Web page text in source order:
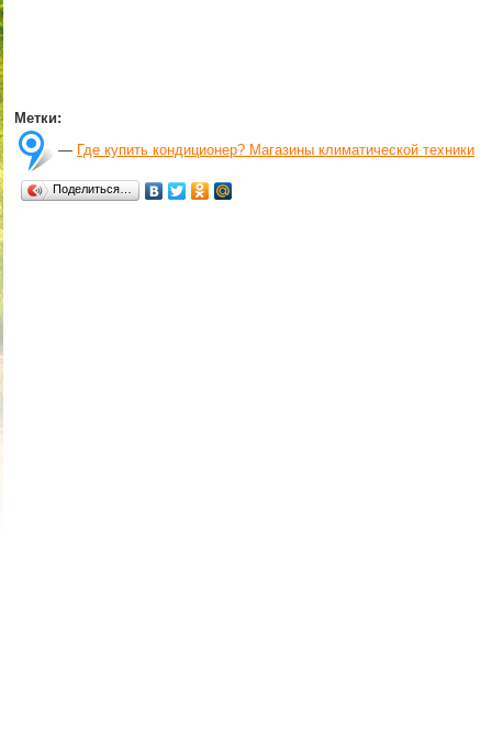
Метки:
— Где купить кондиционер? Магазины климатической техники
Поделиться…